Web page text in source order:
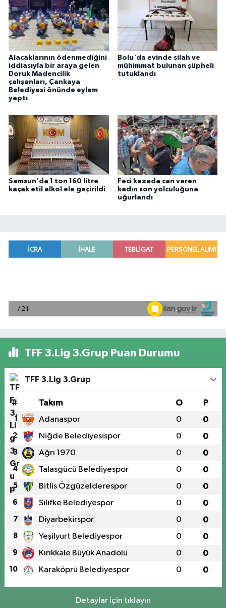
Alacaklarının ödenmediğini
iddiasıyla bir araya gelen
Doruk Madencilik
çalışanları, Çankaya
Belediyesi önünde eylem
yaptı
Bolu'da evinde silah ve
mühimmat bulunan şüpheli
tutuklandı
Samsun'da 1 ton 160 litre
kaçak etil alkol ele geçirildi
Feci kazada can veren
kadın son yolculuğuna
uğurlandı
TFF 3.Lig 3.Grup Puan Durumu
TFF 3.Lig 3.Grup
# Takım O P
1 Adanaspor 0 0
2 Niğde Belediyesispor 0 0
3 Ağrı 1970 0 0
4 Talasgücü Belediyespor 0 0
5 Bitlis Özgüzelderespor 0 0
6 Silifke Belediyespor 0 0
7 Diyarbekirspor 0 0
8 Yeşilyurt Belediyespor 0 0
9 Kırıkkale Büyük Anadolu 0 0
10 Karaköprü Belediyespor 0 0
Detaylar için tıklayın